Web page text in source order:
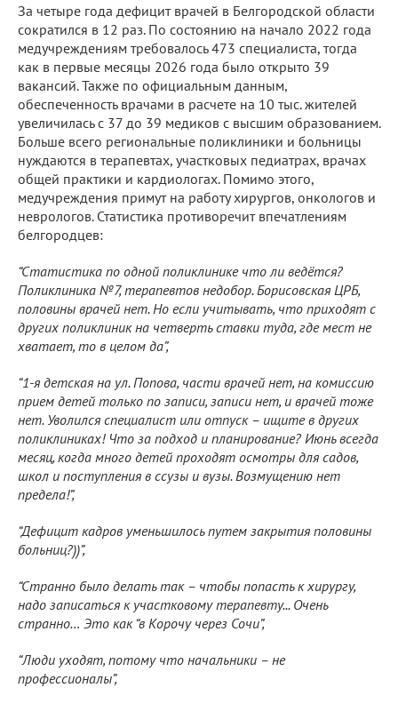
За четыре года дефицит врачей в Белгородской области
сократился в 12 раз. По состоянию на начало 2022 года
медучреждениям требовалось 473 специалиста, тогда
как в первые месяцы 2026 года было открыто 39
вакансий. Также по официальным данным,
обеспеченность врачами в расчете на 10 тыс. жителей
увеличилась с 37 до 39 медиков с высшим образованием.
Больше всего региональные поликлиники и больницы
нуждаются в терапевтах, участковых педиатрах, врачах
общей практики и кардиологах. Помимо этого,
медучреждения примут на работу хирургов, онкологов и
неврологов. Статистика противоречит впечатлениям
белгородцев:
“Статистика по одной поликлинике что ли ведётся?
Поликлиника №7, терапевтов недобор. Борисовская ЦРБ,
половины врачей нет. Но если учитывать, что приходят с
других поликлиник на четверть ставки туда, где мест не
хватает, то в целом да”,
“1-я детская на ул. Попова, части врачей нет, на комиссию
прием детей только по записи, записи нет, и врачей тоже
нет. Уволился специалист или отпуск – ищите в других
поликлиниках! Что за подход и планирование? Июнь всегда
месяц, когда много детей проходят осмотры для садов,
школ и поступления в ссузы и вузы. Возмущению нет
предела!”,
“Дефицит кадров уменьшилось путем закрытия половины
больниц?))”,
“Странно было делать так – чтобы попасть к хирургу,
надо записаться к участковому терапевту... Очень
странно… Это как “в Корочу через Сочи”,
“Люди уходят, потому что начальники – не
профессионалы”,